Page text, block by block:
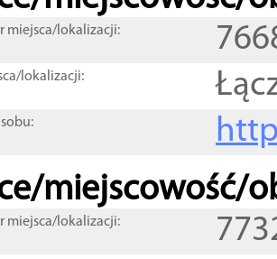
miejsca/lokalizacji:
lokalizacji:
miejscowość/
miejsca/lokalizacji: